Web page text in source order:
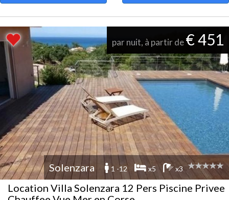
par nuit, à partir de€ 451
Solenzara 1 -12 x5 x3
Location Villa Solenzara 12 Pers Piscine Privee